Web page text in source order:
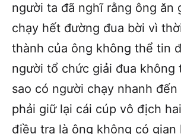
người ta đã nghĩ rằng ông ăn
chạy hết đường đua bời vì
thành của ông không thể tin
người tổ chức giải đua không
sao có người chạy nhanh
phải giữ lại cái cúp vô địch
điều tra là ông không có gian